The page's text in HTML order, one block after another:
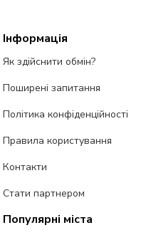
Інформація
Як здійснити обмін?
Поширені запитання
Політика конфіденційності
Правила користування
Контакти
Стати партнером
Популярні міста